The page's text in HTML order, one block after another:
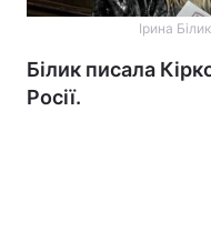
Ірина
Білик писала
Росії.